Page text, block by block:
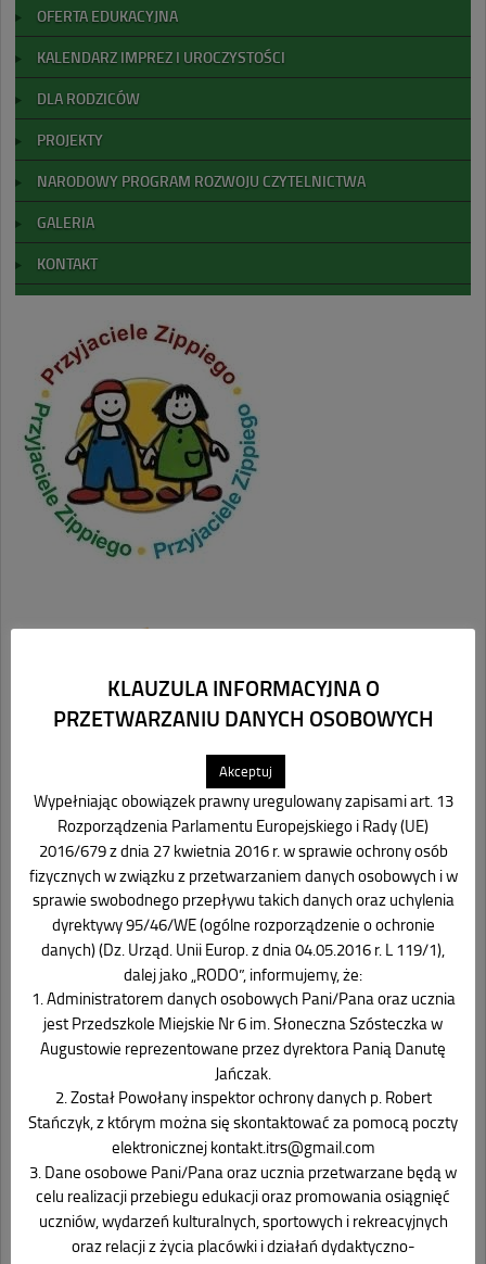
OFERTA EDUKACYJNA
KALENDARZ IMPREZ I UROCZYSTOŚCI
DLA RODZICÓW
PROJEKTY
NARODOWY PROGRAM ROZWOJU CZYTELNICTWA
GALERIA
KONTAKT
KLAUZULA INFORMACYJNA O
PRZETWARZANIU DANYCH OSOBOWYCH
Akceptuj
Wypełniając obowiązek prawny uregulowany zapisami art. 13
Rozporządzenia Parlamentu Europejskiego i Rady (UE)
2016/679 z dnia 27 kwietnia 2016 r. w sprawie ochrony osób
fizycznych w związku z przetwarzaniem danych osobowych i w
sprawie swobodnego przepływu takich danych oraz uchylenia
dyrektywy 95/46/WE (ogólne rozporządzenie o ochronie
danych) (Dz. Urząd. Unii Europ. z dnia 04.05.2016 r. L 119/1),
dalej jako „RODO”, informujemy, że:
1. Administratorem danych osobowych Pani/Pana oraz ucznia
jest Przedszkole Miejskie Nr 6 im. Słoneczna Szósteczka w
Augustowie reprezentowane przez dyrektora Panią Danutę
Jańczak.
2. Został Powołany inspektor ochrony danych p. Robert
Stańczyk, z którym można się skontaktować za pomocą poczty
elektronicznej kontakt.itrs@gmail.com
3. Dane osobowe Pani/Pana oraz ucznia przetwarzane będą w
celu realizacji przebiegu edukacji oraz promowania osiągnięć
uczniów, wydarzeń kulturalnych, sportowych i rekreacyjnych
oraz relacji z życia placówki i działań dydaktyczno-